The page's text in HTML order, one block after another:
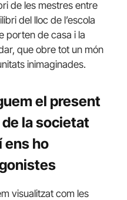
de les mestres entre
del lloc de l’escola
porten de casa i la
que obre tot un món
inimaginades.
el present
la societat
ens ho
visualitzat com les